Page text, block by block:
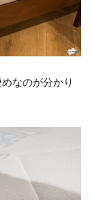
なのが分かり